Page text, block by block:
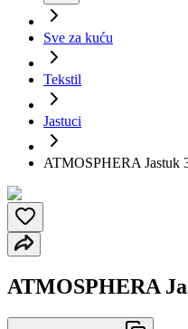
Sve za kuću
Tekstil
Jastuci
ATMOSPHERA Jastuk
ATMOSPHERA